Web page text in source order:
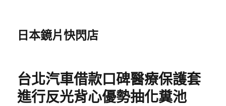
日本鏡片快閃店
台北汽車借款口碑醫療保護套
進行反光背心優勢抽化糞池